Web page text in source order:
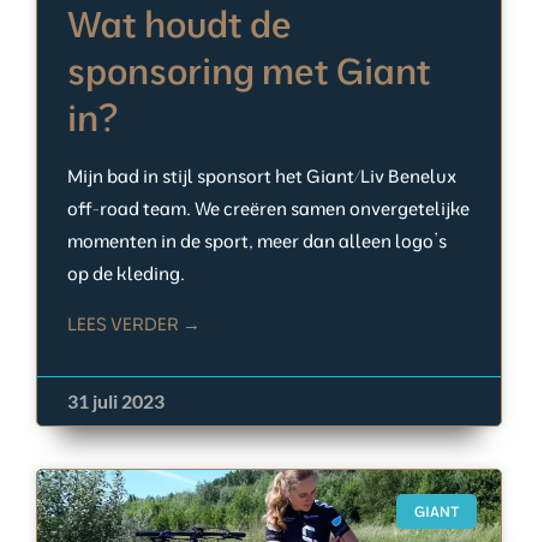
Wat houdt de
sponsoring met Giant
in?
Mijn bad in stijl sponsort het Giant/Liv Benelux
off-road team. We creëren samen onvergetelijke
momenten in de sport, meer dan alleen logo’s
op de kleding.
LEES VERDER →
31 juli 2023
GIANT